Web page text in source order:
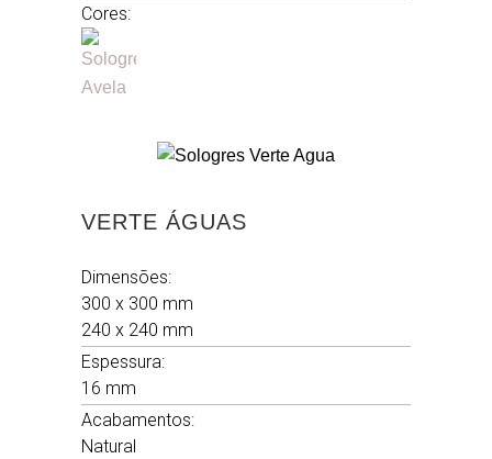
Cores:
VERTE ÁGUAS
Dimensões:
300 x 300 mm
240 x 240 mm
Espessura:
16 mm
Acabamentos:
Natural